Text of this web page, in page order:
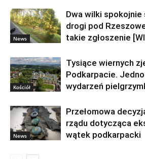
News
Dwa wilki spokojnie
drogi pod
takie zgłoszenie
Kościół
Tysiące wiernych
Podkarpacie.
wydarzeń
News
Przełomowa
rządu dotycząca
wątek podkarpacki